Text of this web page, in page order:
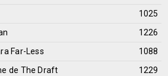
1025
1226
Far-Less
1088
de The Draft
1229